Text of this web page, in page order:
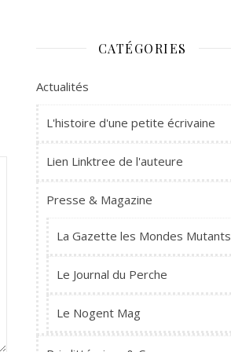
CATÉGORIES
Actualités
L'histoire d'une petite écrivaine
Lien Linktree de l'auteure
Presse & Magazine
La Gazette les Mondes Mutants
Le Journal du Perche
Le Nogent Mag